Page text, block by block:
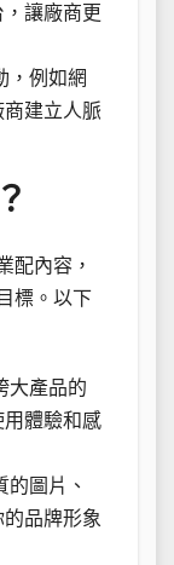
讓廠商更
，例如網
建立人脈
配內容，
標。以下
大產品的
體驗和感
的圖片、
品牌形象